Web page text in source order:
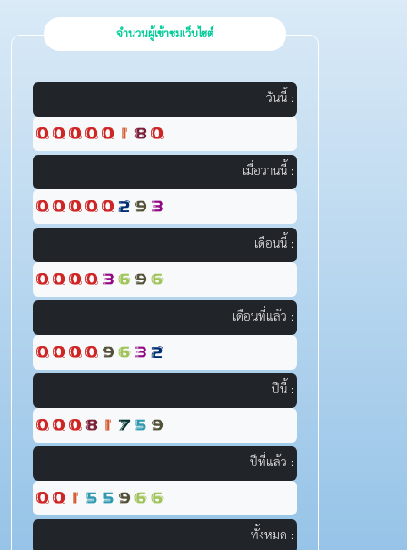
จำนวนผู้เข้าชมเว็บไซต์
วันนี้ :
เมื่อวานนี้ :
เดือนนี้ :
เดือนที่แล้ว :
ปีนี้ :
ปีที่แล้ว :
ทั้งหมด :